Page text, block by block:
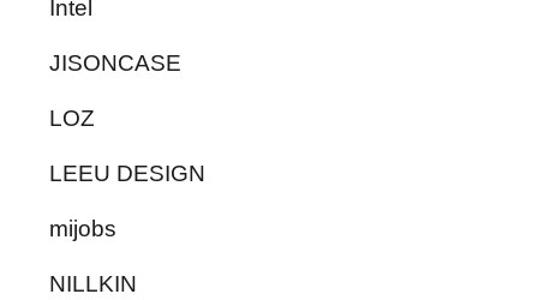
Intel
JISONCASE
LOZ
LEEU DESIGN
mijobs
NILLKIN